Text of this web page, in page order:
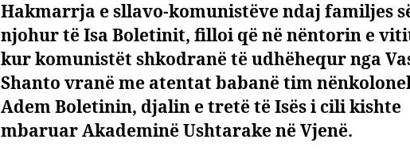
tij
Hakmarrja e sllavo-komunistëve ndaj familjes
njohur të Isa Boletinit, filloi që në nëntorin e
kur komunistët shkodranë të udhëhequr nga
Shanto vranë me atentat babanë tim
Adem Boletinin, djalin e tretë të Isës i cili kishte
mbaruar Akademinë Ushtarake në Vjenë.